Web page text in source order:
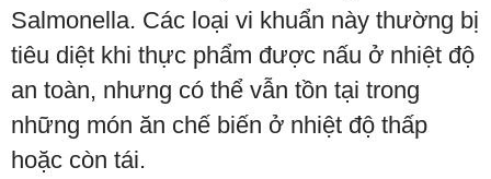
Salmonella. Các loại vi khuẩn này thường bị
tiêu diệt khi thực phẩm được nấu ở nhiệt độ
an toàn, nhưng có thể vẫn tồn tại trong
những món ăn chế biến ở nhiệt độ thấp
hoặc còn tái.